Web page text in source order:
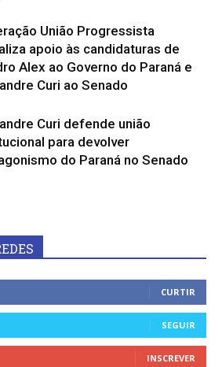
União Progressista
apoio às candidaturas de
Alex ao Governo do Paraná e
Curi ao Senado
Curi defende união
para devolver
do Paraná no Senado
CURTIR
SEGUIR
INSCREVER